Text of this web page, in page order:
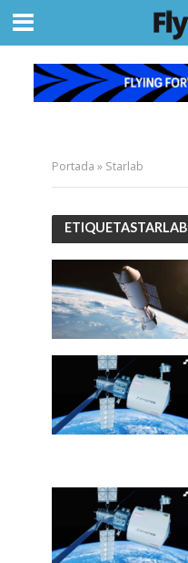
Portada » Starlab
ETIQUETASTARLAB